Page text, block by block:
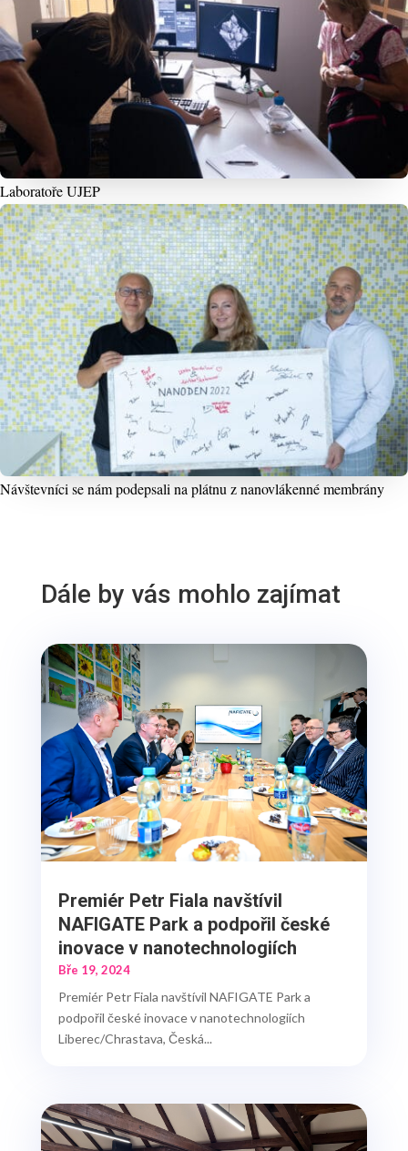
Laboratoře UJEP
Návštevníci se nám podepsali na plátnu z nanovlákenné membrány
Dále by vás mohlo zajímat
Premiér Petr Fiala navštívil
NAFIGATE Park a podpořil české
inovace v nanotechnologiích
Bře 19, 2024
Premiér Petr Fiala navštívil NAFIGATE Park a
podpořil české inovace v nanotechnologiích
Liberec/Chrastava, Česká...